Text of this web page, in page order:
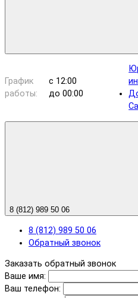
График
работы:
с 12:00
до 00:00
8 (812) 989 50 06
8 (812) 989 50 06
Обратный звонок
Заказать обратный звонок
Ваше имя:
Ваш телефон: